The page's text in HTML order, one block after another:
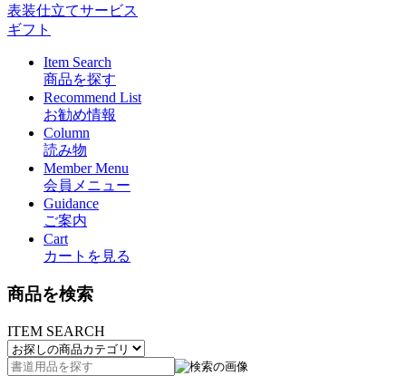
表装仕立てサービス
ギフト
Item Search
商品を探す
Recommend List
お勧め情報
Column
読み物
Member Menu
会員メニュー
Guidance
ご案内
Cart
カートを見る
商品を検索
ITEM SEARCH